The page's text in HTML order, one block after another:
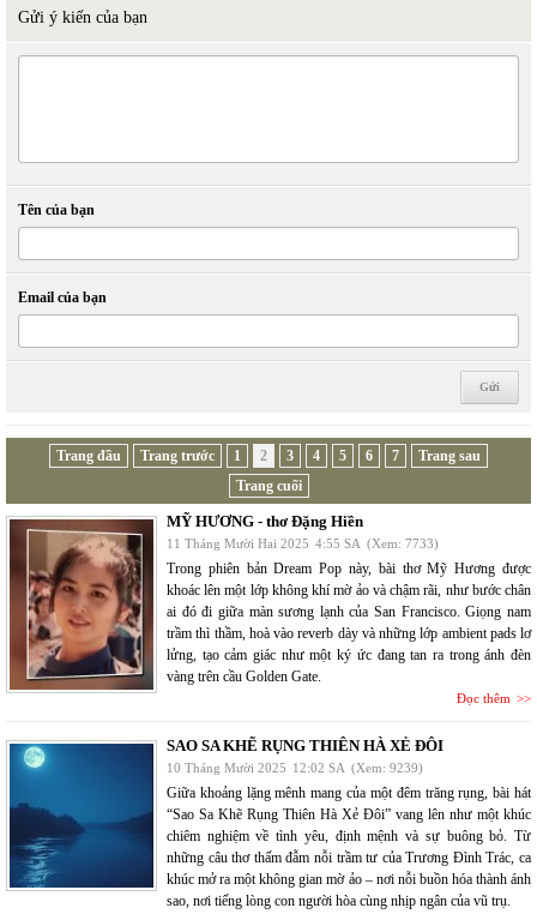
Gửi ý kiến của bạn
Tên của bạn
Email của bạn
Trang đầu Trang trước 1 2 3 4 5 6 7
Trang sau
Trang cuối
MỸ HƯƠNG - thơ Đặng Hiền
11 Tháng Mười Hai 2025 4:55 SA (Xem: 7733)
Trong phiên bản Dream Pop này, bài thơ Mỹ Hương được
khoác lên một lớp không khí mờ ảo và chậm rãi, như bước chân
ai đó đi giữa màn sương lạnh của San Francisco. Giọng nam
trầm thì thầm, hoà vào reverb dày và những lớp ambient pads lơ
lửng, tạo cảm giác như một ký ức đang tan ra trong ánh đèn
vàng trên cầu Golden Gate.
Đọc thêm
SAO SA KHẼ RỤNG THIÊN HÀ XẺ ĐÔI
10 Tháng Mười 2025 12:02 SA (Xem: 9239)
Giữa khoảng lặng mênh mang của một đêm trăng rụng, bài hát
“Sao Sa Khẽ Rụng Thiên Hà Xẻ Đôi” vang lên như một khúc
chiêm nghiệm về tình yêu, định mệnh và sự buông bỏ. Từ
những câu thơ thấm đẫm nỗi trầm tư của Trương Đình Trác, ca
khúc mở ra một không gian mờ ảo – nơi nỗi buồn hóa thành ánh
sao, nơi tiếng lòng con người hòa cùng nhịp ngân của vũ trụ.